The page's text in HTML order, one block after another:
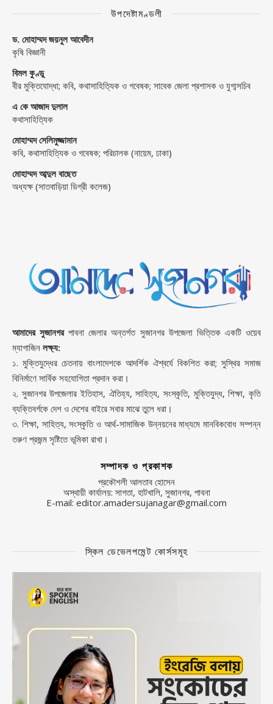
উপদেষ্টামণ্ডলী
ড. মোহাম্মদ জয়নুল আবেদীন
কৃষি বিজ্ঞানী
বিমল কুণ্ডু
বীর মুক্তিযোদ্ধা; কবি, কথাসাহিত্যিক ও গবেষক; সাবেক জেলা প্রশাসক ও যুগ্মসচিব
এ কে আজাদ দুলাল
কথাসাহিত্যিক
মোহাম্মদ সেলিমুজ্জামান
কবি, কথাসাহিত্যিক ও গবেষক; পরিচালক (নায়েম, ঢাকা)
মোহাম্মদ আব্দুল বাছেত
অধ্যক্ষ (সাতবাড়িয়া ডিগ্রী কলেজ)
আমাদের সুজানগরপাবনা জেলার অন্তর্গত সুজানগর উপজেলা ভিত্তিক একটি ওয়েব
ম্যাগাজিন লক্ষ্য:
১. মুক্তিযুদ্ধের চেতনায় বাংলাদেশকে আদর্শিক ঐশ্বর্যে বিকশিত করা; সুস্থির সমাজ
বিনির্মাণে সার্বিক সহযোগিতা প্রদান করা।
২. সুজানগর উপজেলার ইতিহাস, ঐতিহ্য, সাহিত্য, সংস্কৃতি, মুক্তিযুদ্ধ, শিক্ষা, কৃতি
ব্যক্তিবর্গকে দেশ ও দেশের বাইরে সবার মাঝে তুলে ধরা।
৩. শিক্ষা, সাহিত্য, সংস্কৃতি ও আর্থ-সামাজিক উন্নয়নের মাধ্যমে মানবিকবোধ সম্পন্ন
তরুণ প্রজন্ম সৃষ্টিতে ভূমিকা রাখা।
সম্পাদক ও প্রকাশক
প্রকৌশলী আলতাব হোসেন
অস্থায়ী কার্যালয়: সাগতা, হাটখালি, সুজানগর, পাবনা
E-mail: editor.amadersujanagar@gmail.com
স্কিল ডেভেলপমেন্ট কোর্সসমূহ